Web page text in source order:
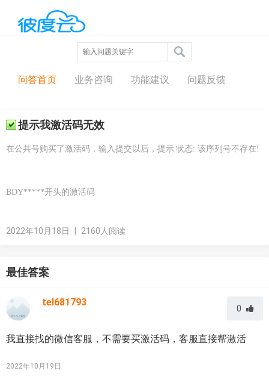
问答中心
问答首页 业务咨询 功能建议 问题反馈
提示我激活码无效
在公共号购买了激活码，输入提交以后，提示 状态: 该序列号不存在!
BDY*****开头的激活码
2022年10月18日 2160人阅读
最佳答案
tel681793
0
我直接找的微信客服，不需要买激活码，客服直接帮激活
2022年10月19日